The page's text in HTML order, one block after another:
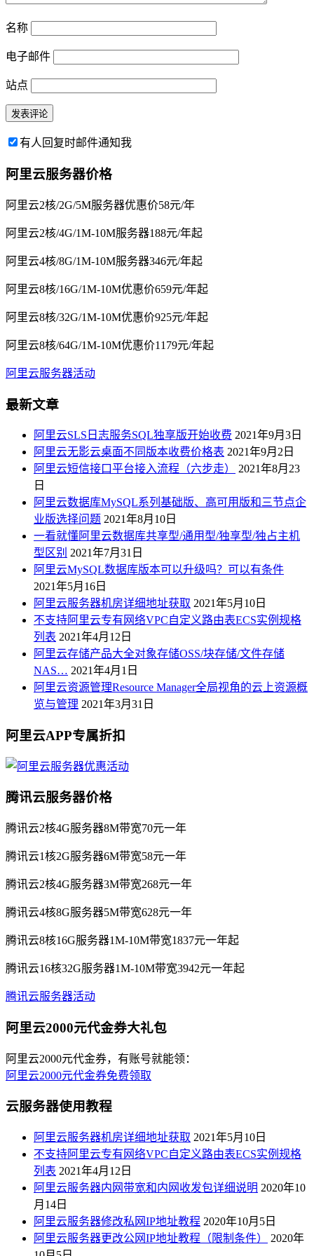
名称
电子邮件
站点
有人回复时邮件通知我
阿里云服务器价格
阿里云2核/2G/5M服务器优惠价58元/年
阿里云2核/4G/1M-10M服务器188元/年起
阿里云4核/8G/1M-10M服务器346元/年起
阿里云8核/16G/1M-10M优惠价659元/年起
阿里云8核/32G/1M-10M优惠价925元/年起
阿里云8核/64G/1M-10M优惠价1179元/年起
阿里云服务器活动
最新文章
阿里云SLS日志服务SQL独享版开始收费 2021年9月3日
阿里云无影云桌面不同版本收费价格表 2021年9月2日
阿里云短信接口平台接入流程（六步走）
2021年8月23
日
阿里云数据库MySQL系列基础版、高可用版和三节点企
业版选择问题 2021年8月10日
一看就懂阿里云数据库共享型/通用型/独享型/独占主机
型区别 2021年7月31日
阿里云MySQL数据库版本可以升级吗？可以有条件
2021年5月16日
阿里云服务器机房详细地址获取 2021年5月10日
不支持阿里云专有网络VPC自定义路由表ECS实例规格
列表 2021年4月12日
阿里云存储产品大全对象存储OSS/块存储/文件存储
NAS… 2021年4月1日
阿里云资源管理Resource Manager全局视角的云上资源概
览与管理 2021年3月31日
阿里云APP专属折扣
腾讯云服务器价格
腾讯云2核4G服务器8M带宽70元一年
腾讯云1核2G服务器6M带宽58元一年
腾讯云2核4G服务器3M带宽268元一年
腾讯云4核8G服务器5M带宽628元一年
腾讯云8核16G服务器1M-10M带宽1837元一年起
腾讯云16核32G服务器1M-10M带宽3942元一年起
腾讯云服务器活动
阿里云2000元代金券大礼包
阿里云2000元代金券，有账号就能领：
阿里云2000元代金券免费领取
云服务器使用教程
阿里云服务器机房详细地址获取 2021年5月10日
不支持阿里云专有网络VPC自定义路由表ECS实例规格
列表 2021年4月12日
阿里云服务器内网带宽和内网收发包详细说明 2020年10
月14日
阿里云服务器修改私网IP地址教程 2020年10月5日
阿里云服务器更改公网IP地址教程（限制条件）
2020年